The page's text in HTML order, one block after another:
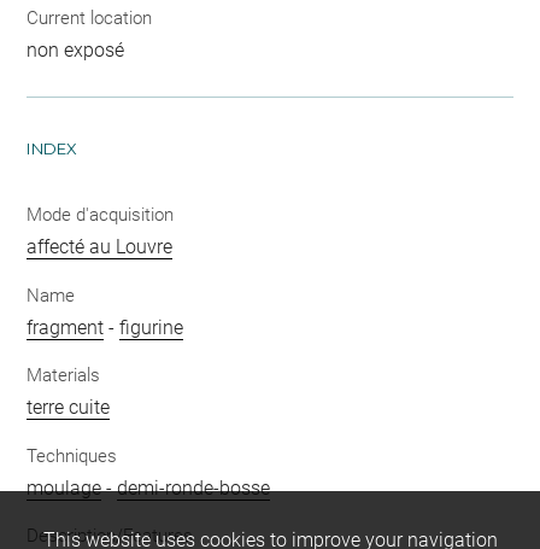
Current location
non exposé
INDEX
Mode d'acquisition
affecté au Louvre
Name
fragment -figurine
Materials
terre cuite
Techniques
moulage-demi-ronde-bosse
Description/Features
This website uses cookies to improve your navigation